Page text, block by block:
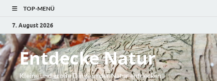
TOP-MENÜ
7. August 2026
Entdecke Natur
Kleine und große Dinge in der Natur entdecken